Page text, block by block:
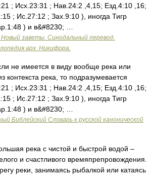
; Исх.23:31 ; Нав.24:2 ,4,15; Езд.4:10 ,16;
; Ис.27:12 ; Зах.9:10 ), иногда Тигр
) и в&#8230; …
заветы. Синодальный перевод.
арх. Никифора.
не имеется в виду вообще река или
контекста река, то подразумевается
; Исх.23:31 ; Нав.24:2 ,4,15; Езд.4:10 ,16;
; Ис.27:12 ; Зах.9:10 ), иногда Тигр
) и в&#8230; …
Библейский Словарь к русской канонической
река с чистой и быстрой водой –
и счастливого времяпрепровождения.
реки, занимаясь рыбалкой или катаясь